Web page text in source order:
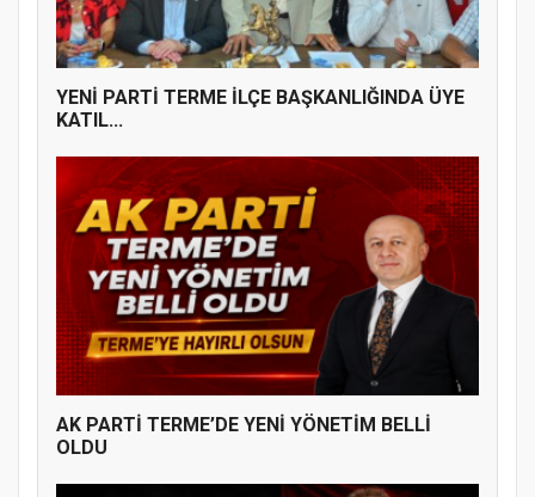
ÜYE KATILIM PROGRAMI
YENİ PARTİ TERME İLÇE BAŞKANLIĞINDA ÜYE
KATIL...
AK PARTİ TERME’DE YENİ YÖNETİM BELLİ
OLDU